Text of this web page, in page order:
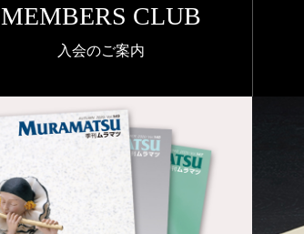
MEMBERS CLUB
入会のご案内